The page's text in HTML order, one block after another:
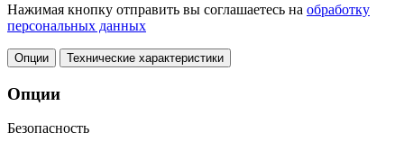
Нажимая кнопку отправить вы соглашаетесь на обработку
персональных данных
Опции Технические характеристики
Опции
Безопасность